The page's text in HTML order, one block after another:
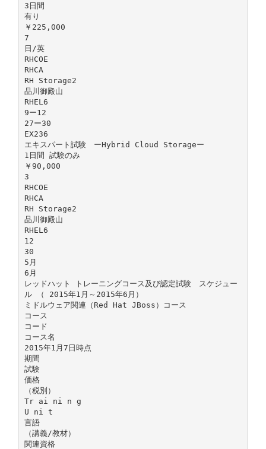
3日間
有り
￥225,000
7
日/英
RHCOE
RHCA
RH Storage2
品川御殿山
RHEL6
9ー12
27ー30
EX236
エキスパート試験 ーHybrid Cloud Storageー
1日間 試験のみ
￥90,000
3
RHCOE
RHCA
RH Storage2
品川御殿山
RHEL6
12
30
5月
6月
レッドハット トレーニングコース及び認定試験 スケジュー
ル （ 2015年1月～2015年6月）
ミドルウェア関連（Red Hat JBoss）コース
コース
コード
コース名
2015年1月7日時点
期間
試験
価格
（税別）
Tr ai ni n g
U ni t
言語
（講義/教材）
関連資格